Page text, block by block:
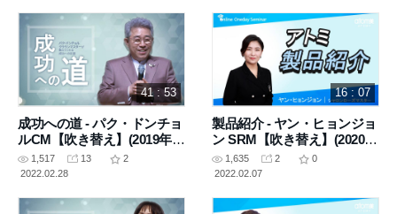
41 : 53
成功への道 - パク・ドンチョ
ルCM【吹き替え】(2019年3
月9日 講義)
1,517 13
2
2022.02.28
16 : 07
製品紹介 - ヤン・ヒョンジョ
ン SRM【吹き替え】(2020年
11月5日 講義)
1,635 2
0
2022.02.07